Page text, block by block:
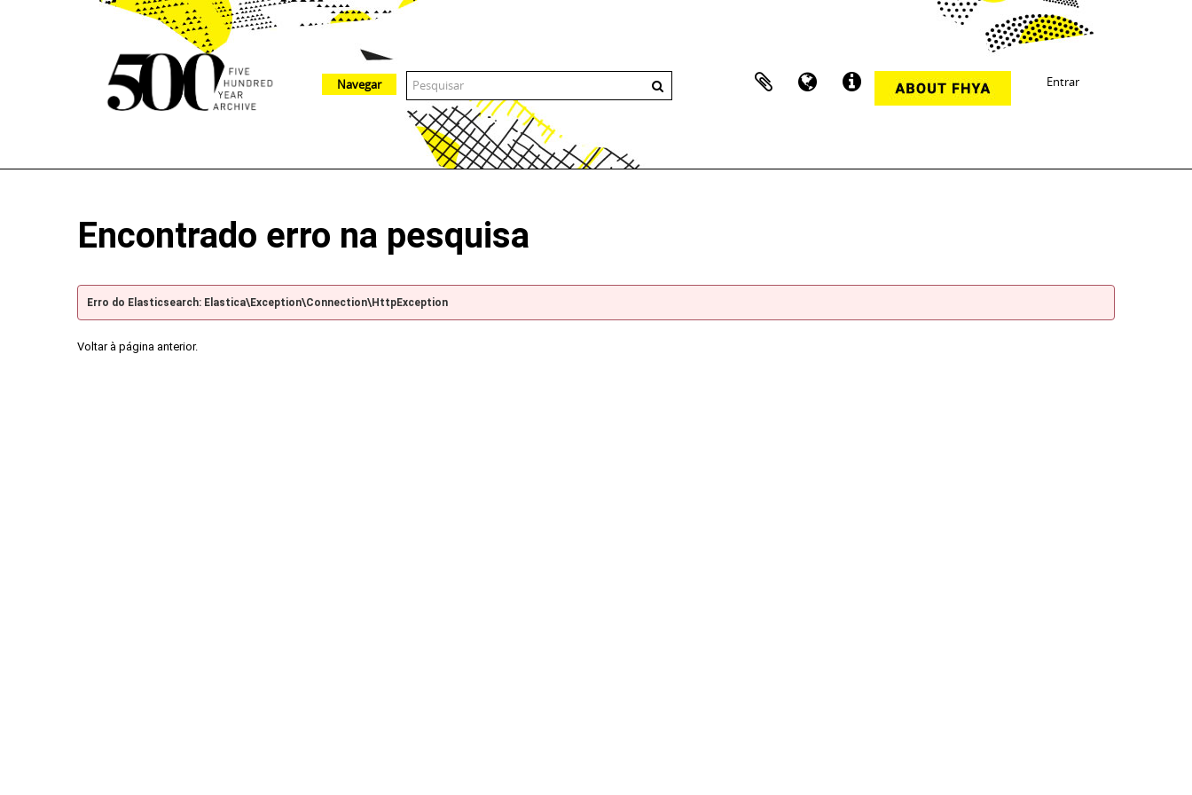
Entrar
Navegar
Encontrado erro na pesquisa
Erro do Elasticsearch: Elastica\Exception\Connection\HttpException
Voltar à página anterior.